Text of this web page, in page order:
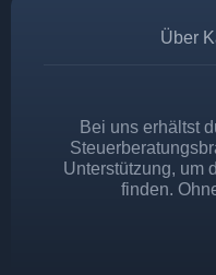
Über
Bei uns erhältst
Unterstützung, um
finden.